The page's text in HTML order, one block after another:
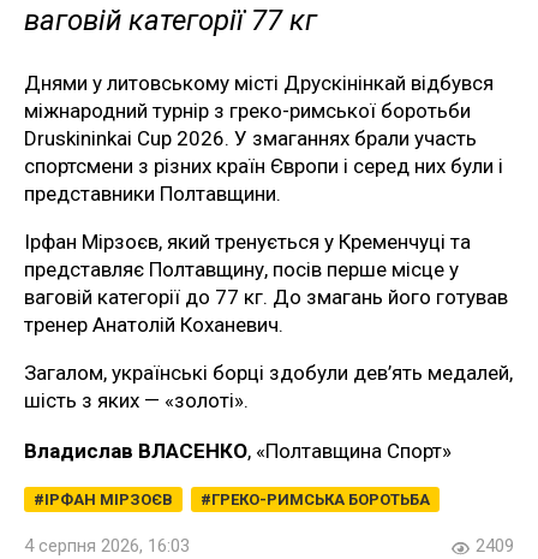
ваговій категорії 77 кг
Днями у литовському місті Друскінінкай відбувся
міжнародний турнір з греко-римської боротьби
Druskininkai Cup 2026. У змаганнях брали участь
спортсмени з різних країн Європи і серед них були і
представники Полтавщини.
Ірфан Мірзоєв, який тренується у Кременчуці та
представляє Полтавщину, посів перше місце у
ваговій категорії до 77 кг. До змагань його готував
тренер Анатолій Коханевич.
Загалом, українські борці здобули дев’ять медалей,
шість з яких — «золоті».
Владислав ВЛАСЕНКО, «Полтавщина Спорт»
ІРФАН МІРЗОЄВ ГРЕКО-РИМСЬКА БОРОТЬБА
4 серпня 2026, 16:03 2409